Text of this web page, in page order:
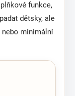
funkce,
dětsky, ale
minimální